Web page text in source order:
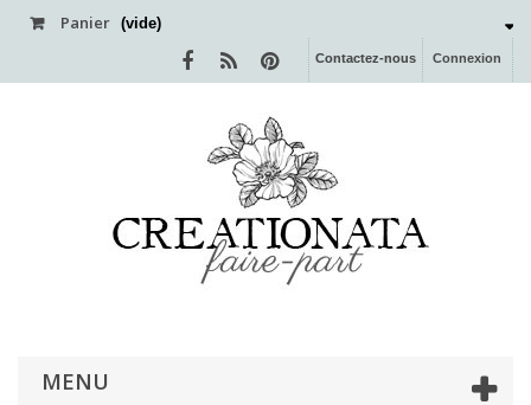
Panier (vide)
Connexion
Contactez-nous
MENU